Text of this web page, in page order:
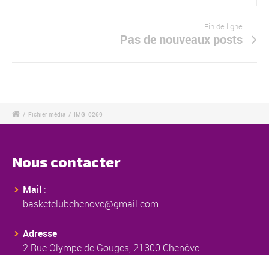
Fin de ligne
Pas de nouveaux posts
/ Fichier média / IMG_0269
Nous contacter
Mail :
basketclubchenove@gmail.com
Adresse
2 Rue Olympe de Gouges, 21300 Chenôve